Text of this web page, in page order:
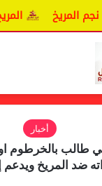
المريخ
أخبار
طالب بالخرطوم
ضد المريخ ويدعم